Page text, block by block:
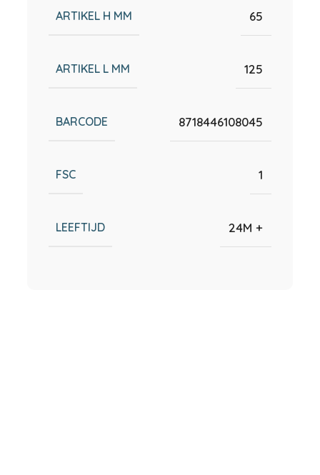
ARTIKEL H MM 65
ARTIKEL L MM 125
BARCODE 8718446108045
FSC 1
LEEFTIJD 24M +